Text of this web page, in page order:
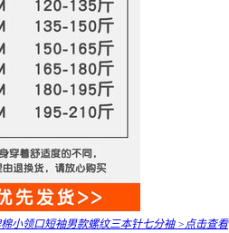
小领口短袖男款螺纹三本针七分袖 >点击查看